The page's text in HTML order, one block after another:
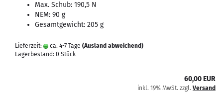
Max. Schub: 190,5 N
NEM: 90 g
Gesamtgewicht: 205 g
Lieferzeit: ca. 4-7 Tage (Ausland abweichend)
Lagerbestand: 0 Stück
60,00 EUR
inkl. 19% MwSt. zzgl. Versand